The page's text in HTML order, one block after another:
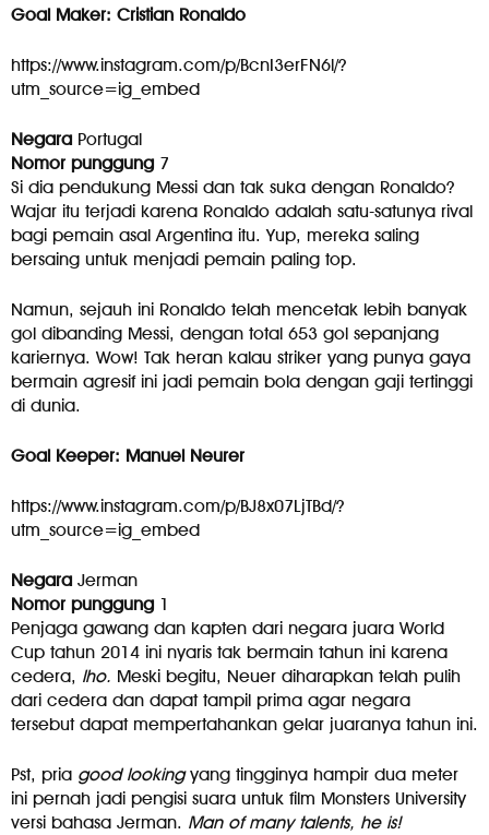
Goal Maker: Cristian Ronaldo
https://www.instagram.com/p/BcnI3erFN6l/?
utm_source=ig_embed
Negara Portugal
Nomor punggung 7
Si dia pendukung Messi dan tak suka dengan Ronaldo?
Wajar itu terjadi karena Ronaldo adalah satu-satunya rival
bagi pemain asal Argentina itu. Yup, mereka saling
bersaing untuk menjadi pemain paling top.
Namun, sejauh ini Ronaldo telah mencetak lebih banyak
gol dibanding Messi, dengan total 653 gol sepanjang
kariernya. Wow! Tak heran kalau striker yang punya gaya
bermain agresif ini jadi pemain bola dengan gaji tertinggi
di dunia.
Goal Keeper: Manuel Neurer
https://www.instagram.com/p/BJ8x07LjTBd/?
utm_source=ig_embed
Negara Jerman
Nomor punggung 1
Penjaga gawang dan kapten dari negara juara World
Cup tahun 2014 ini nyaris tak bermain tahun ini karena
cedera, lho. Meski begitu, Neuer diharapkan telah pulih
dari cedera dan dapat tampil prima agar negara
tersebut dapat mempertahankan gelar juaranya tahun ini.
Pst, pria good lookingyang tingginya hampir dua meter
ini pernah jadi pengisi suara untuk film Monsters University
versi bahasa Jerman. Man of many talents, he is!